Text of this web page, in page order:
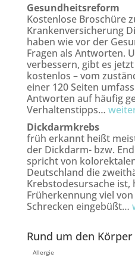
Gesundheitsreform
Kostenlose Broschüre
Krankenversicherung
haben wie vor der
Fragen als Antworten.
verbessern, gibt es
kostenlos – vom
einer 120 Seiten
Antworten auf häufig
Verhaltenstipps…
Dickdarmkrebs
früh erkannt heißt
der Dickdarm- bzw.
spricht von
Deutschland die
Krebstodesursache ist,
Früherkennung viel
Schrecken eingebüßt…
Rund um den Körper
Allergie